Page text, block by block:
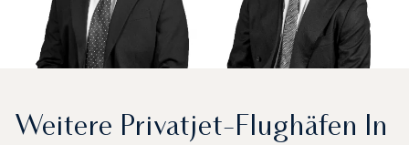
Weitere Privatjet-Flughäfen In